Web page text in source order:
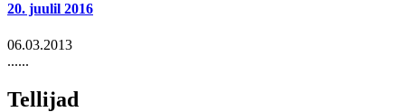
20. juulil 2016
06.03.2013
......
Tellijad